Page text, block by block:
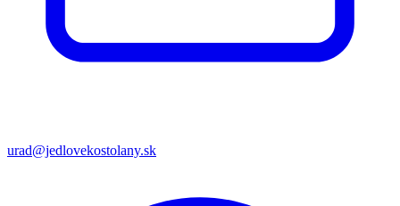
urad@jedlovekostolany.sk